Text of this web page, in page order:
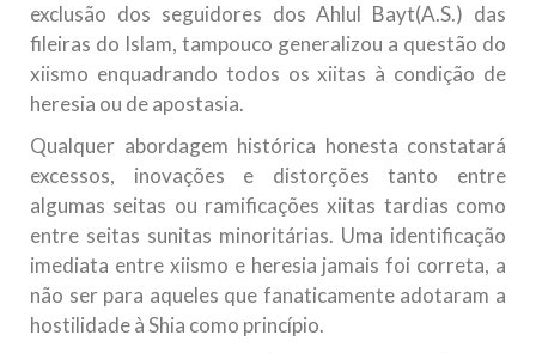
exclusão dos seguidores dos Ahlul Bayt(A.S.) das
fileiras do Islam, tampouco generalizou a questão do
xiismo enquadrando todos os xiitas à condição de
heresia ou de apostasia.
Qualquer abordagem histórica honesta constatará
excessos, inovações e distorções tanto entre
algumas seitas ou ramificações xiitas tardias como
entre seitas sunitas minoritárias. Uma identificação
imediata entre xiismo e heresia jamais foi correta, a
não ser para aqueles que fanaticamente adotaram a
hostilidade à Shia como princípio.